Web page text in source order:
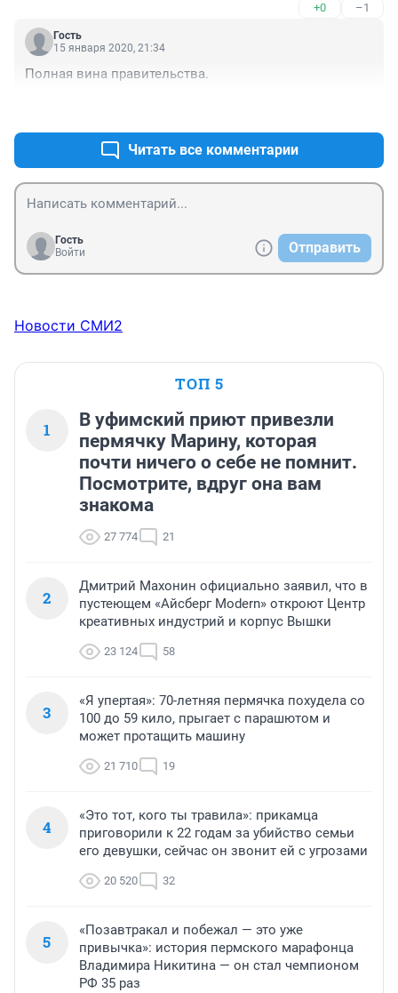
+0 –1
Гость
15 января 2020, 21:34
Полная вина правительства.
Читать все комментарии
Гость
Войти
Отправить
Новости СМИ2
ТОП 5
1
В уфимский приют привезли
пермячку Марину, которая
почти ничего о себе не помнит.
Посмотрите, вдруг она вам
знакома
27 774 21
2
Дмитрий Махонин официально заявил, что в
пустеющем «Айсберг Modern» откроют Центр
креативных индустрий и корпус Вышки
23 124 58
3
«Я упертая»: 70-летняя пермячка похудела со
100 до 59 кило, прыгает с парашютом и
может протащить машину
21 710 19
4
«Это тот, кого ты травила»: прикамца
приговорили к 22 годам за убийство семьи
его девушки, сейчас он звонит ей с угрозами
20 520 32
5
«Позавтракал и побежал — это уже
привычка»: история пермского марафонца
Владимира Никитина — он стал чемпионом
РФ 35 раз